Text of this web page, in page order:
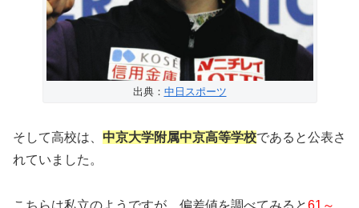
出典： 中日スポーツ
そして高校は、 中京大学附属中京高等学校であると公表さ
れていました。
こちらは私立のようですが、偏差値を調べてみると61～